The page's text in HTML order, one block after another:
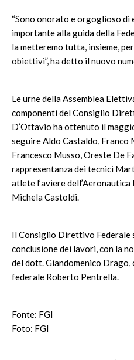
“Sono onorato e orgoglioso di
importante alla guida della
la metteremo tutta, insieme,
obiettivi”, ha detto il nuovo
Le urne della Assemblea
componenti del Consiglio
D’Ottavio ha ottenuto il
seguire Aldo Castaldo, Franco
Francesco Musso, Oreste De
rappresentanza dei tecnici
atlete l’aviere
Michela Castoldi.
Il Consiglio Direttivo Federale
conclusione dei lavori, con la
del dott. Giandomenico Drago,
federale Roberto Pentrella.
Fonte: FGI
Foto: FGI